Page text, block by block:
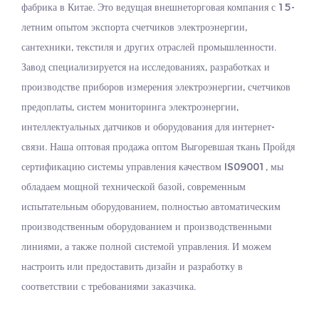
фабрика в Китае. Это ведущая внешнеторговая компания с 15-
летним опытом экспорта счетчиков электроэнергии,
сантехники, текстиля и других отраслей промышленности.
Завод специализируется на исследованиях, разработках и
производстве приборов измерения электроэнергии, счетчиков
предоплаты, систем мониторинга электроэнергии,
интеллектуальных датчиков и оборудования для интернет-
связи. Наша оптовая продажа оптом Выгоревшая ткань Пройдя
сертификацию системы управления качеством IS09001, мы
обладаем мощной технической базой, современным
испытательным оборудованием, полностью автоматическим
производственным оборудованием и производственными
линиями, а также полной системой управления. И можем
настроить или предоставить дизайн и разработку в
соответствии с требованиями заказчика.